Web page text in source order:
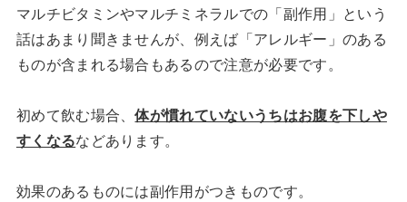
マルチビタミンやマルチミネラルでの「副作用」という
話はあまり聞きませんが、例えば「アレルギー」のある
ものが含まれる場合もあるので注意が必要です。
初めて飲む場合、体が慣れていないうちはお腹を下しや
すくなるなどあります。
効果のあるものには副作用がつきものです。